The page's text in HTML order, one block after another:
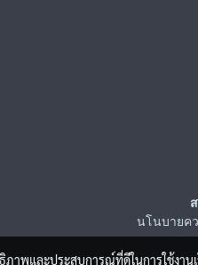
นโนบายค
ภาพและประสบการณ์ที่ดีในการใช้งา